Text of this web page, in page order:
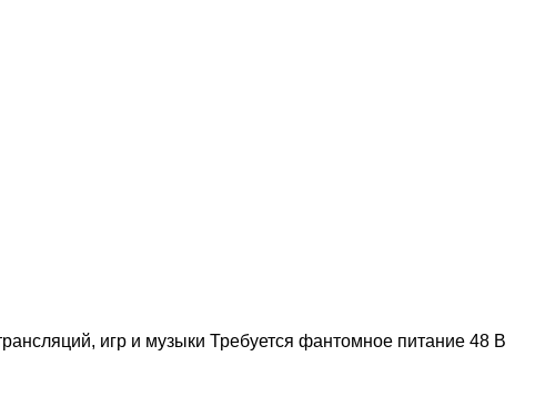
игр и музыки Требуется фантомное питание 48 В